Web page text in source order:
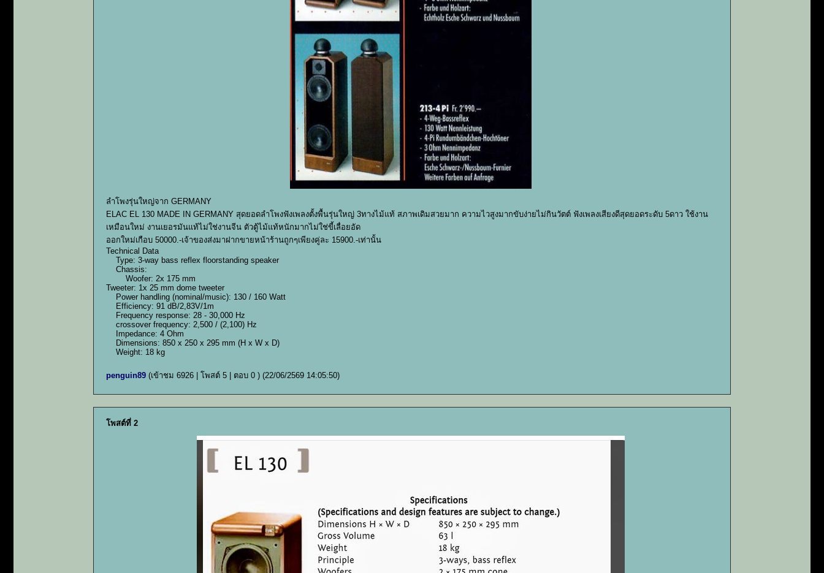
ลำโพงรุ่นใหญ่จาก GERMANY
ELAC EL 130 MADE IN GERMANY สุดยอดลำโพงฟังเพลงตั้งพื้นรุ่นใหญ่ 3ทางไม้แท้ สภาพเดิมสวยมาก ความไวสูงมากขับง่ายไม่กินวัตต์ ฟังเพลงเสียงดีสุดยอดระดับ 5ดาว ใช้งาน
เหมือนใหม่ งานเยอรมันแท้ไม่ใช่งานจีน ตัวตู้ไม้แท้หนักมากไม่ใช่ขี้เลื่อยอัด
ออกใหม่เกือบ 50000.-เจ้าของส่งมาฝากขายหน้าร้านถูกๆเพียงคู่ละ 15900.-เท่านั้น
Technical Data
Type: 3-way bass reflex floorstanding speaker
Chassis:
Woofer: 2x 175 mm
Tweeter: 1x 25 mm dome tweeter
Power handling (nominal/music): 130 / 160 Watt
Efficiency: 91 dB/2,83V/1m
Frequency response: 28 - 30,000 Hz
crossover frequency: 2,500 / (2,100) Hz
Impedance: 4 Ohm
Dimensions: 850 x 250 x 295 mm (H x W x D)
Weight: 18 kg
penguin89 (เข้าชม 6926 | โพสต์ 5 | ตอบ 0 ) (22/06/2569 14:05:50)
โพสต์ที่ 2